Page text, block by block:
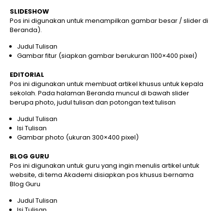
SLIDESHOW
Pos ini digunakan untuk menampilkan gambar besar / slider di
Beranda).
Judul Tulisan
Gambar fitur (siapkan gambar berukuran 1100×400 pixel)
EDITORIAL
Pos ini digunakan untuk membuat artikel khusus untuk kepala
sekolah. Pada halaman Beranda muncul di bawah slider
berupa photo, judul tulisan dan potongan text tulisan
Judul Tulisan
Isi Tulisan
Gambar photo (ukuran 300×400 pixel)
BLOG GURU
Pos ini digunakan untuk guru yang ingin menulis artikel untuk
website, di tema Akademi disiapkan pos khusus bernama
Blog Guru
Judul Tulisan